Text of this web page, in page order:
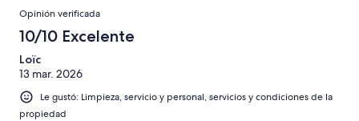
Opinión verificada
10/10 Excelente
Loïc
13 mar. 2026
Le gustó: Limpieza, servicio y personal, servicios y condiciones de la
propiedad